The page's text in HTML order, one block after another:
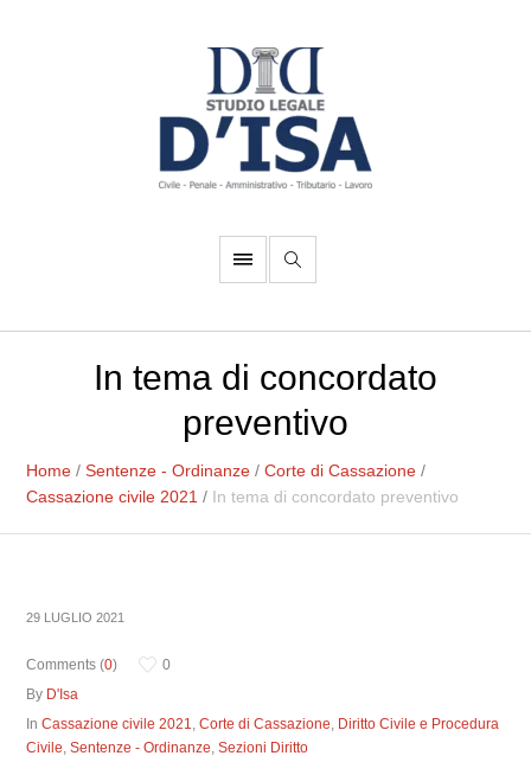
In tema di concordato
preventivo
Home /Sentenze - Ordinanze /Corte di Cassazione /
Cassazione civile 2021 / In tema di concordato preventivo
29 LUGLIO 2021
Comments (0)
0
By D'Isa
InCassazione civile 2021,Corte di Cassazione, Diritto Civile e Procedura
Civile,Sentenze - Ordinanze,Sezioni Diritto